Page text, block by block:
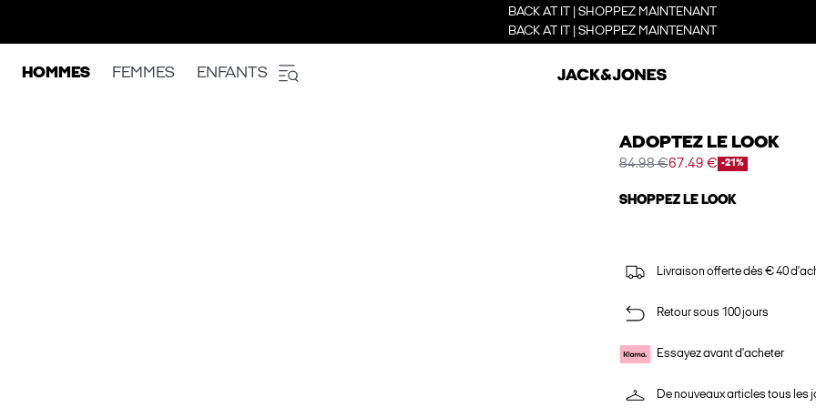
BACK AT IT | SHOPPEZ MAINTENANT
BACK AT IT | SHOPPEZ MAINTENANT
HOMMES FEMMES ENFANTS
ADOPTEZ LE LOOK
84.98 €67.49 € -21%
SHOPPEZ LE LOOK
Livraison offerte dès € 40
Retour sous 100 jours
Essayez avant d'acheter
De nouveaux articles tous les